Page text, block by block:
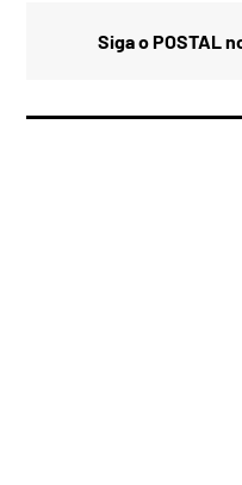
Siga o POSTAL